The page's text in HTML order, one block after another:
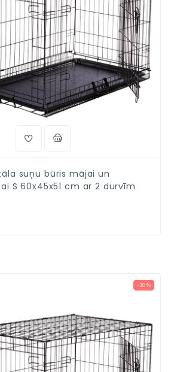
suņu būris mājai un
S 60x45x51 cm ar 2 durvīm
-30%